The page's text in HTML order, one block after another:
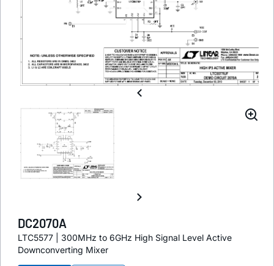
DC2070A
LTC5577 | 300MHz to 6GHz High Signal Level Active
Downconverting Mixer